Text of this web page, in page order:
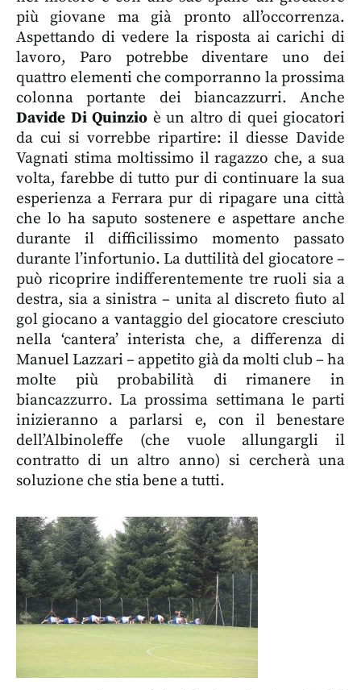
più giovane ma già pronto all’occorrenza.
Aspettando di vedere la risposta ai carichi di
lavoro, Paro potrebbe diventare uno dei
quattro elementi che comporranno la prossima
colonna portante dei biancazzurri. Anche
Davide Di Quinzio è un altro di quei giocatori
da cui si vorrebbe ripartire: il diesse Davide
Vagnati stima moltissimo il ragazzo che, a sua
volta, farebbe di tutto pur di continuare la sua
esperienza a Ferrara pur di ripagare una città
che lo ha saputo sostenere e aspettare anche
durante il difficilissimo momento passato
durante l’infortunio. La duttilità del giocatore –
può ricoprire indifferentemente tre ruoli sia a
destra, sia a sinistra – unita al discreto fiuto al
gol giocano a vantaggio del giocatore cresciuto
nella ‘cantera’ interista che, a differenza di
Manuel Lazzari – appetito già da molti club – ha
molte più probabilità di rimanere in
biancazzurro. La prossima settimana le parti
inizieranno a parlarsi e, con il benestare
dell’Albinoleffe (che vuole allungargli il
contratto di un altro anno) si cercherà una
soluzione che stia bene a tutti.